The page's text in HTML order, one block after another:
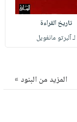
تاريخ القراءة
لـ آلبرتو مانغويل
المزيد من البنود »